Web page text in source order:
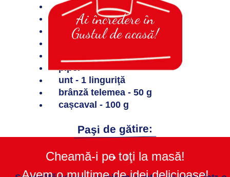
ceapă - 1 buc.
ulei
boia
Delikat Găină - după gust
piper
unt - 1 linguriţă
brânză telemea - 50 g
cașcaval - 100 g
Paşi de gătire:
1
Ai încredere în
Gustul de acasă!
Cheamă-i pe toţi la masă!